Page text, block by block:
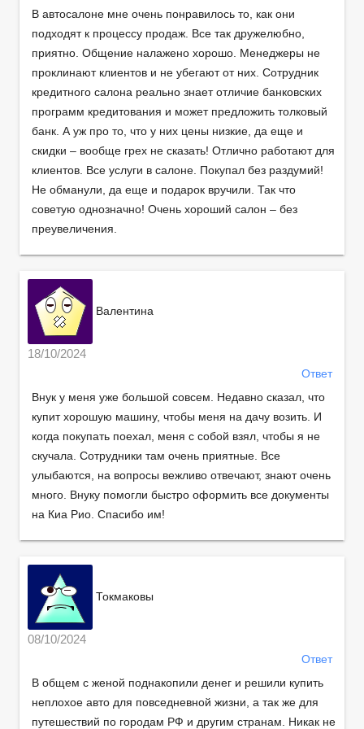
В автосалоне мне очень понравилось то, как они
подходят к процессу продаж. Все так дружелюбно,
приятно. Общение налажено хорошо. Менеджеры не
проклинают клиентов и не убегают от них. Сотрудник
кредитного салона реально знает отличие банковских
программ кредитования и может предложить толковый
банк. А уж про то, что у них цены низкие, да еще и
скидки – вообще грех не сказать! Отлично работают для
клиентов. Все услуги в салоне. Покупал без раздумий!
Не обманули, да еще и подарок вручили. Так что
советую однозначно! Очень хороший салон – без
преувеличения.
Валентина
18/10/2024
Ответ
Внук у меня уже большой совсем. Недавно сказал, что
купит хорошую машину, чтобы меня на дачу возить. И
когда покупать поехал, меня с собой взял, чтобы я не
скучала. Сотрудники там очень приятные. Все
улыбаются, на вопросы вежливо отвечают, знают очень
много. Внуку помогли быстро оформить все документы
на Киа Рио. Спасибо им!
Токмаковы
08/10/2024
Ответ
В общем с женой поднакопили денег и решили купить
неплохое авто для повседневной жизни, а так же для
путешествий по городам РФ и другим странам. Никак не